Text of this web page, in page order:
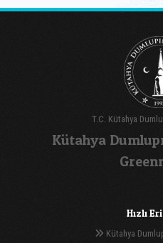
T.C. Kütahya
Kütahya
Hızlı
Kütahya